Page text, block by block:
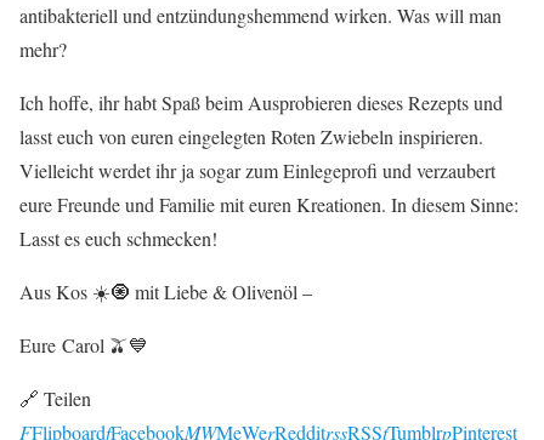
antibakteriell und entzündungshemmend wirken. Was will man
mehr?
Ich hoffe, ihr habt Spaß beim Ausprobieren dieses Rezepts und
lasst euch von euren eingelegten Roten Zwiebeln inspirieren.
Vielleicht werdet ihr ja sogar zum Einlegeprofi und verzaubert
eure Freunde und Familie mit euren Kreationen. In diesem Sinne:
Lasst es euch schmecken!
Aus Kos ☀️🧿 mit Liebe & Olivenöl –
Eure Carol 🫒💙
🔗 Teilen
FFlipboardfFacebookMWMeWerRedditrssRSStTumblrpPinterest